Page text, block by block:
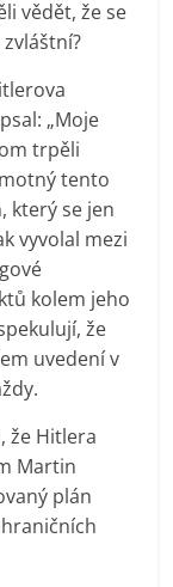
vědět, že se
„Moje
trpěli
tento
který se jen
vyvolal mezi
kolem jeho
že
uvedení v
že Hitlera
Martin
plán